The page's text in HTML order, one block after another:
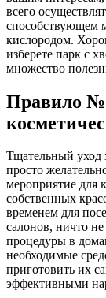
всего
способствующем
кислородом.
изберете парк с
множество
Правило
Тщательный уход
просто
мероприятие для
собственных
временем для
салонов, ничто
процедуры в
необходимые
приготовить их
эффективными